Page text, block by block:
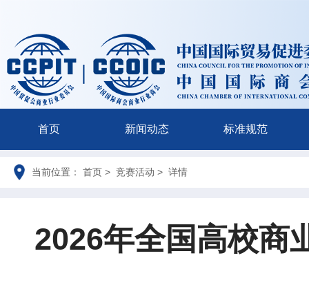
首页 新闻动态 标准规范
当前位置： 首页 > 竞赛活动 > 详情
2026年全国高校商